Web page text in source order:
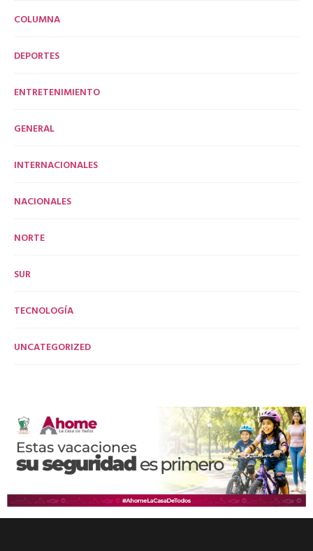
COLUMNA
DEPORTES
ENTRETENIMIENTO
GENERAL
INTERNACIONALES
NACIONALES
NORTE
SUR
TECNOLOGÍA
UNCATEGORIZED